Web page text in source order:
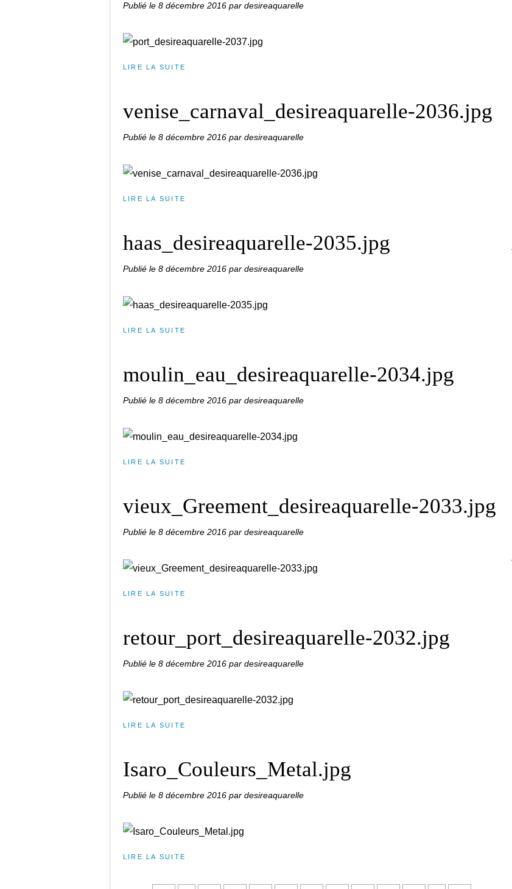
Publié le 8 décembre 2016 par desireaquarelle
LIRE LA SUITE
venise_carnaval_desireaquarelle-2036.jpg
Publié le 8 décembre 2016 par desireaquarelle
LIRE LA SUITE
haas_desireaquarelle-2035.jpg
Publié le 8 décembre 2016 par desireaquarelle
LIRE LA SUITE
moulin_eau_desireaquarelle-2034.jpg
Publié le 8 décembre 2016 par desireaquarelle
LIRE LA SUITE
vieux_Greement_desireaquarelle-2033.jpg
Publié le 8 décembre 2016 par desireaquarelle
LIRE LA SUITE
retour_port_desireaquarelle-2032.jpg
Publié le 8 décembre 2016 par desireaquarelle
LIRE LA SUITE
Isaro_Couleurs_Metal.jpg
Publié le 8 décembre 2016 par desireaquarelle
LIRE LA SUITE